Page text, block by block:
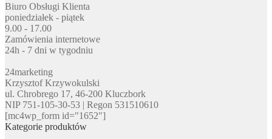
Biuro Obsługi Klienta
poniedziałek - piątek
9.00 - 17.00
Zamówienia internetowe
24h - 7 dni w tygodniu
24marketing
Krzysztof Krzywokulski
ul. Chrobrego 17, 46-200 Kluczbork
NIP 751-105-30-53 | Regon 531510610
[mc4wp_form id="1652"]
Kategorie produktów